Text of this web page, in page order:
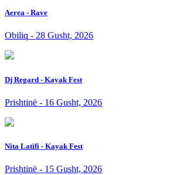
Aerea - Rave
Obiliq - 28 Gusht, 2026
Dj Regard - Kayak Fest
Prishtinë - 16 Gusht, 2026
Nita Latifi - Kayak Fest
Prishtinë - 15 Gusht, 2026